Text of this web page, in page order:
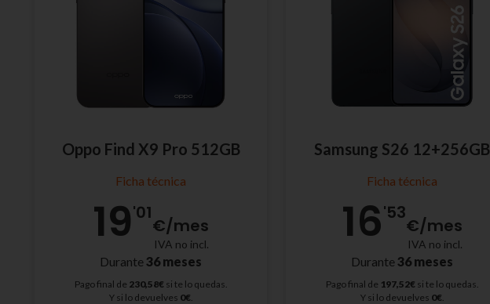
Oppo Find X9 Pro 512GB
Ficha técnica
19'01
€/mes
IVA no incl.
Durante36 meses
Pago final de 230,58€ si te lo quedas.
Y si lo devuelves 0€.
Samsung S26 12+256GB
Ficha técnica
16'53
€/mes
IVA no incl.
Durante36 meses
Pago final de 197,52€ si te lo quedas.
Y si lo devuelves 0€.